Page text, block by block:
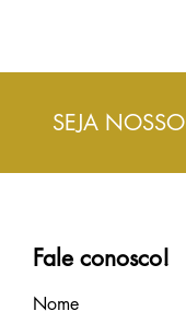
SEJA NOSSO
Fale conosco!
Nome